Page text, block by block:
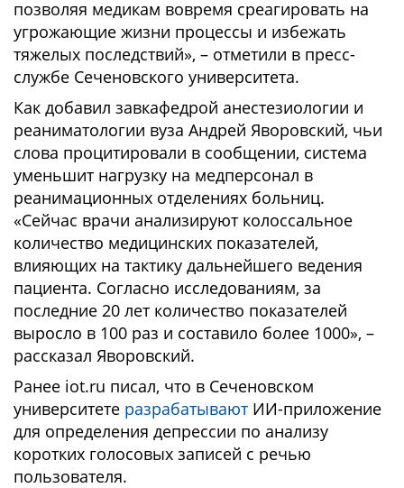
позволяя медикам вовремя среагировать на
угрожающие жизни процессы и избежать
тяжелых последствий», – отметили в пресс-
службе Сеченовского университета.
Как добавил завкафедрой анестезиологии и
реаниматологии вуза Андрей Яворовский, чьи
слова процитировали в сообщении, система
уменьшит нагрузку на медперсонал в
реанимационных отделениях больниц.
«Сейчас врачи анализируют колоссальное
количество медицинских показателей,
влияющих на тактику дальнейшего ведения
пациента. Согласно исследованиям, за
последние 20 лет количество показателей
выросло в 100 раз и составило более 1000», –
рассказал Яворовский.
Ранее iot.ru писал, что в Сеченовском
университете разрабатывают ИИ-приложение
для определения депрессии по анализу
коротких голосовых записей с речью
пользователя.